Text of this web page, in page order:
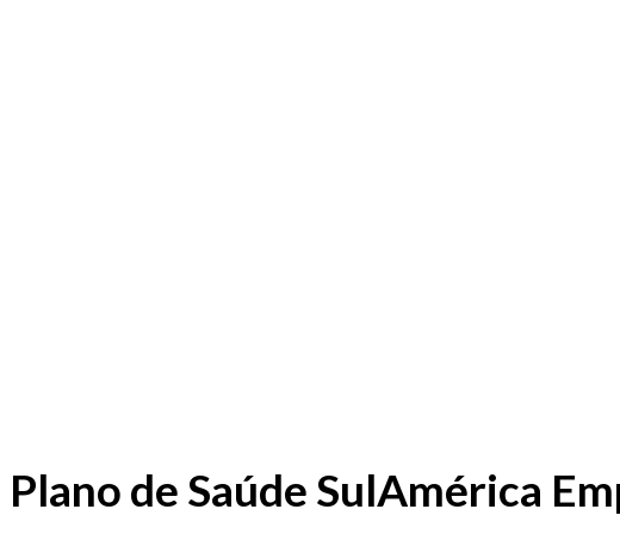
Plano de Saúde SulAmérica